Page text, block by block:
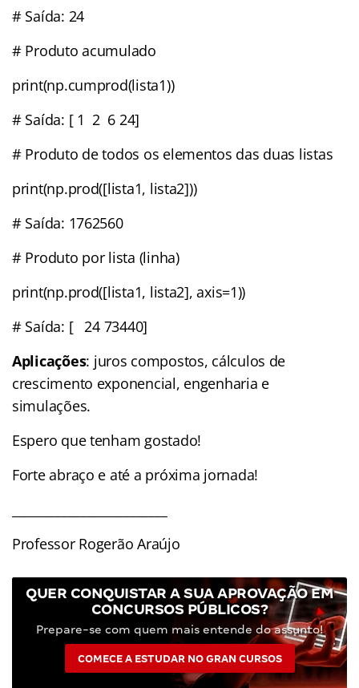
# Saída: 24
# Produto acumulado
print(np.cumprod(lista1))
# Saída: [ 1 2 6 24]
# Produto de todos os elementos das duas listas
print(np.prod([lista1, lista2]))
# Saída: 1762560
# Produto por lista (linha)
print(np.prod([lista1, lista2], axis=1))
# Saída: [ 24 73440]
Aplicações: juros compostos, cálculos de
crescimento exponencial, engenharia e
simulações.
Espero que tenham gostado!
Forte abraço e até a próxima jornada!
Professor Rogerão Araújo
QUER CONQUISTAR A SUA APROVAÇÃO EM
CONCURSOS PÚBLICOS?
Prepare-se com quem mais entende do assunto!
COMECE A ESTUDAR NO GRAN CURSOS